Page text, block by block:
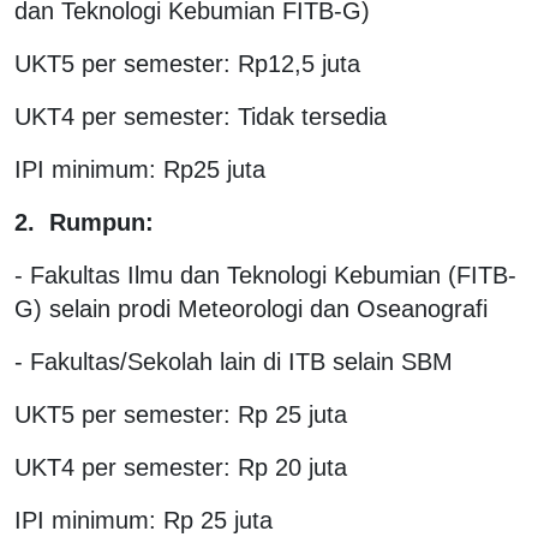
dan Teknologi Kebumian FITB-G)
UKT5 per semester: Rp12,5 juta
UKT4 per semester: Tidak tersedia
IPI minimum: Rp25 juta
2. Rumpun:
- Fakultas Ilmu dan Teknologi Kebumian (FITB-
G) selain prodi Meteorologi dan Oseanografi
- Fakultas/Sekolah lain di ITB selain SBM
UKT5 per semester: Rp 25 juta
UKT4 per semester: Rp 20 juta
IPI minimum: Rp 25 juta